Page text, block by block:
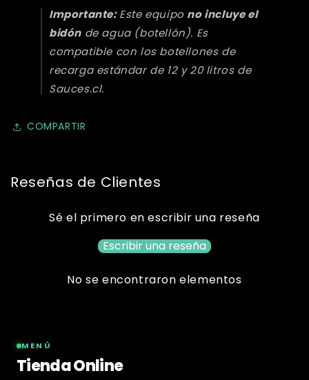
Importante:Este equipo no incluye el
bidón de agua (botellón). Es
compatible con los botellones de
recarga estándar de 12 y 20 litros de
Sauces.cl.
COMPARTIR
Reseñas de Clientes
Sé el primero en escribir una reseña
Escribir una reseña
No se encontraron elementos
MENÚ
Tienda Online